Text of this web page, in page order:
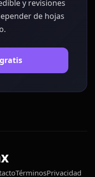
y revisiones
de hojas
TérminosPrivacidad